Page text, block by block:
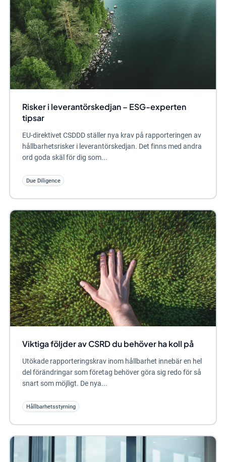
Risker i leverantörskedjan – ESG-experten
tipsar
EU-direktivet CSDDD ställer nya krav på rapporteringen av
hållbarhetsrisker i leverantörskedjan. Det finns med andra
ord goda skäl för dig som...
Due Diligence
Viktiga följder av CSRD du behöver ha koll på
Utökade rapporteringskrav inom hållbarhet innebär en hel
del förändringar som företag behöver göra sig redo för så
snart som möjligt. De nya...
Hållbarhetsstyrning